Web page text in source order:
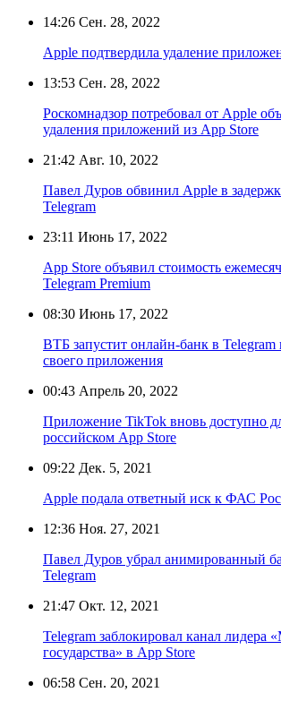
14:26 Сен. 28, 2022
Apple подтвердила удаление
13:53 Сен. 28, 2022
Роскомнадзор потребовал от Apple
удаления приложений из App Store
21:42 Авг. 10, 2022
Павел Дуров обвинил Apple в
Telegram
23:11 Июнь 17, 2022
App Store объявил стоимость
Telegram Premium
08:30 Июнь 17, 2022
ВТБ запустит онлайн-банк в Telegram
своего приложения
00:43 Апрель 20, 2022
Приложение TikTok вновь доступно
российском App Store
09:22 Дек. 5, 2021
Apple подала ответный иск к ФАС
12:36 Ноя. 27, 2021
Павел Дуров убрал анимированный
Telegram
21:47 Окт. 12, 2021
Telegram заблокировал канал лидера
государства» в App Store
06:58 Сен. 20, 2021